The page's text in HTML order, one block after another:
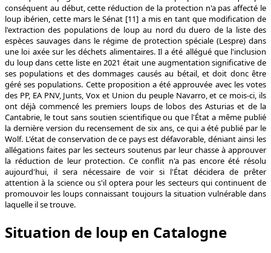
conséquent au début, cette réduction de la protection n'a pas affecté le
loup ibérien, cette mars le Sénat [11] a mis en tant que modification de
l'extraction des populations de loup au nord du duero de la liste des
espèces sauvages dans le régime de protection spéciale (Lespre) dans
une loi axée sur les déchets alimentaires. Il a été allégué que l'inclusion
du loup dans cette liste en 2021 était une augmentation significative de
ses populations et des dommages causés au bétail, et doit donc être
géré ses populations. Cette proposition a été approuvée avec les votes
des PP, EA PNV, Junts, Vox et Union du peuple Navarro, et ce mois-ci, ils
ont déjà commencé les premiers loups de lobos des Asturias et de la
Cantabrie, le tout sans soutien scientifique ou que l'État a même publié
la dernière version du recensement de six ans, ce qui a été publié par le
Wolf. L'état de conservation de ce pays est défavorable, déniant ainsi les
allégations faites par les secteurs soutenus par leur chasse à approuver
la réduction de leur protection. Ce conflit n'a pas encore été résolu
aujourd'hui, il sera nécessaire de voir si l'État décidera de prêter
attention à la science ou s'il optera pour les secteurs qui continuent de
promouvoir les loups connaissant toujours la situation vulnérable dans
laquelle il se trouve.
Situation de loup en Catalogne